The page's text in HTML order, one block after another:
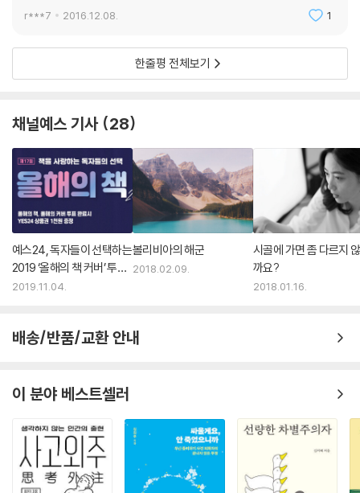
r***7 2016.12.08. 1
한줄평 전체보기
채널예스 기사 28
예스24, 독자들이 선택하는
2019 ‘올해의 책 커버’ 투표
실시
2019.11.04.
볼리비아의 해군
2018.02.09.
시골에 가면 좀 다르지
까요?
2018.01.16.
배송/반품/교환 안내
이 분야 베스트셀러